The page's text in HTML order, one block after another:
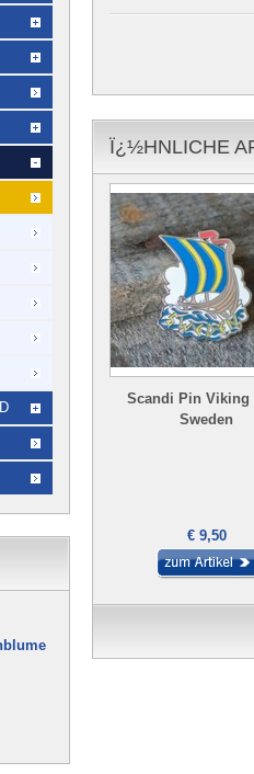
Ï¿½HNLICHE
Scandi Pin Viking
Sweden
€ 9,50